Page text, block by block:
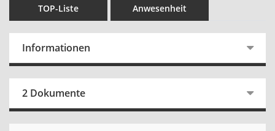
TOP-Liste Anwesenheit
Informationen
2 Dokumente